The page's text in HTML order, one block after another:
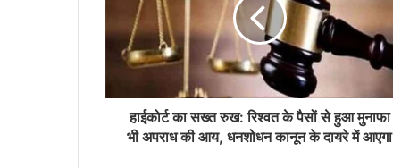
हाईकोर्ट का सख्त रुख: रिश्वत के पैसों से हुआ मुनाफा
भी अपराध की आय, धनशोधन कानून के दायरे में आएगा